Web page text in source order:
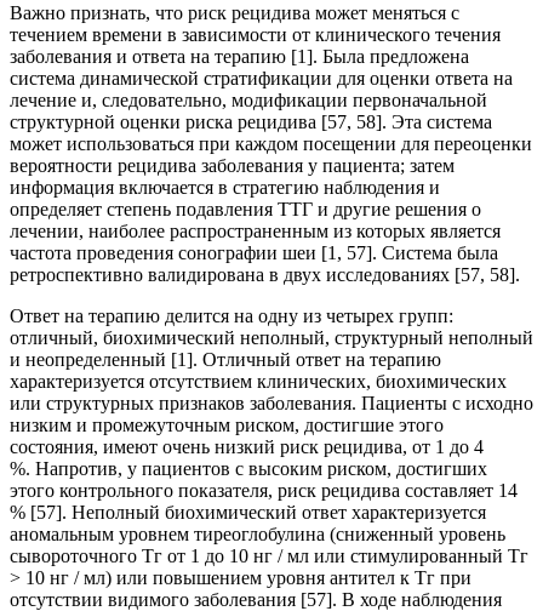
Важно признать, что риск рецидива может меняться с
течением времени в зависимости от клинического течения
заболевания и ответа на терапию [1]. Была предложена
система динамической стратификации для оценки ответа на
лечение и, следовательно, модификации первоначальной
структурной оценки риска рецидива [57, 58]. Эта система
может использоваться при каждом посещении для переоценки
вероятности рецидива заболевания у пациента; затем
информация включается в стратегию наблюдения и
определяет степень подавления ТТГ и другие решения о
лечении, наиболее распространенным из которых является
частота проведения сонографии шеи [1, 57]. Система была
ретроспективно валидирована в двух исследованиях [57, 58].
Ответ на терапию делится на одну из четырех групп:
отличный, биохимический неполный, структурный неполный
и неопределенный [1]. Отличный ответ на терапию
характеризуется отсутствием клинических, биохимических
или структурных признаков заболевания. Пациенты с исходно
низким и промежуточным риском, достигшие этого
состояния, имеют очень низкий риск рецидива, от 1 до 4
%. Напротив, у пациентов с высоким риском, достигших
этого контрольного показателя, риск рецидива составляет 14
% [57]. Неполный биохимический ответ характеризуется
аномальным уровнем тиреоглобулина (сниженный уровень
сывороточного Тг от 1 до 10 нг / мл или стимулированный Тг
> 10 нг / мл) или повышением уровня антител к Тг при
отсутствии видимого заболевания [57]. В ходе наблюдения